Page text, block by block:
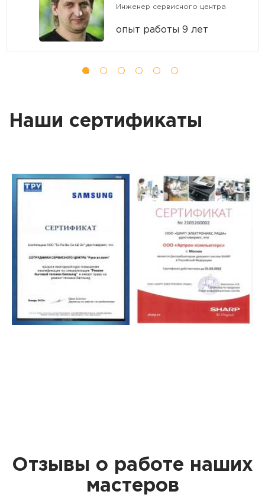
Инженер сервисного центра
опыт работы 9 лет
Наши сертификаты
Отзывы о работе наших
мастеров